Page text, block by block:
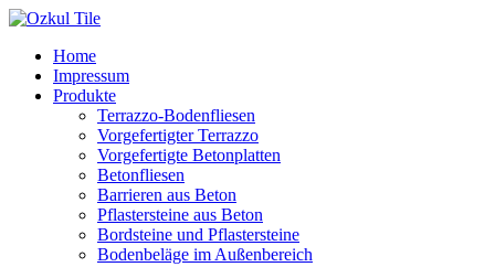
Home
Impressum
Produkte
Terrazzo-Bodenfliesen
Vorgefertigter Terrazzo
Vorgefertigte Betonplatten
Betonfliesen
Barrieren aus Beton
Pflastersteine aus Beton
Bordsteine und Pflastersteine
Bodenbeläge im Außenbereich